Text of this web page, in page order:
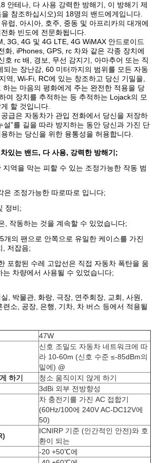
안테나, 다 사용 강력한 방해기, 이 방해기 제
참조하십시오)의 18명의 밴드에게입니다.
럽, 아시아, 호주, 중동 및 아프리카의 대개에
화 빈도에 전문화됩니다.
3G, 4G 및 4G LTE, 4G WiMAX 안드로이드
화, iPhones, GPS, rc 차와 같은 각종 장치에
호 rc 배, 경보, 무선 감지기, 아마추어 또는 직
되는 장난감, 60 미터까지의 범위를 모든 자동
역, Wi-Fi, RC에 있는 창조하고 당신 기밀을,
하는 마음의 평화에게 주는 완전한 적용을 당
여 장치를 추적하는 등 추적하는 Lojack의 모
할 것입니다.
급은 자동차가 관입 전화에서 당신을 저장하
설”를 길을 따라 방지하는 동안 당신과 가진 단
하는 당신을 위한 융통성을 허용합니다.
있는 밴드, 다 사용, 강력한 방해기;
지역을 막는 피할 수 있는 조정가능한 작동 범
은 조정가능한 따로따로 입니다;
정비;
, 작동하는 것을 계속할 수 있었습니다;
개의 팬으로 안쪽으로 유일한 케이스를 가진
, 저잡음;
포함된 수레 고압선은 직접 자동차 폭탄을 움
는 차량에서 사용될 수 있었습니다;
, 박물관, 화랑, 극장, 연주회장, 교회, 사원,
련소, 공장, 은행, 기차, 차 버스 등에서 적용될
47W
신호 조밀도 자동차 네트워크에 따
라 10-60m (신호 수준 ≤-85dBm의
밑에) @
하기
청소 움직이지 않게 하기
3dBi 외부 전방향성
차 충전기를 가진 AC 접합기
(60Hz/100에 240V AC-DC12V에
50)
ICNIRP 기준 (인간적인 안전)와 호
환이 되는
-20 +50℃에